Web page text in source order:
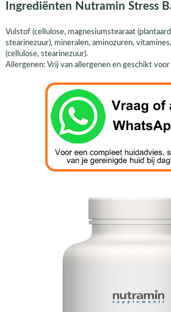
Ingrediënten Nutramin Stress
Vulstof (cellulose, magnesiumstearaat
stearinezuur), mineralen, aminozuren,
(cellulose, stearinezuur).
Allergenen: Vrij van allergenen en geschikt